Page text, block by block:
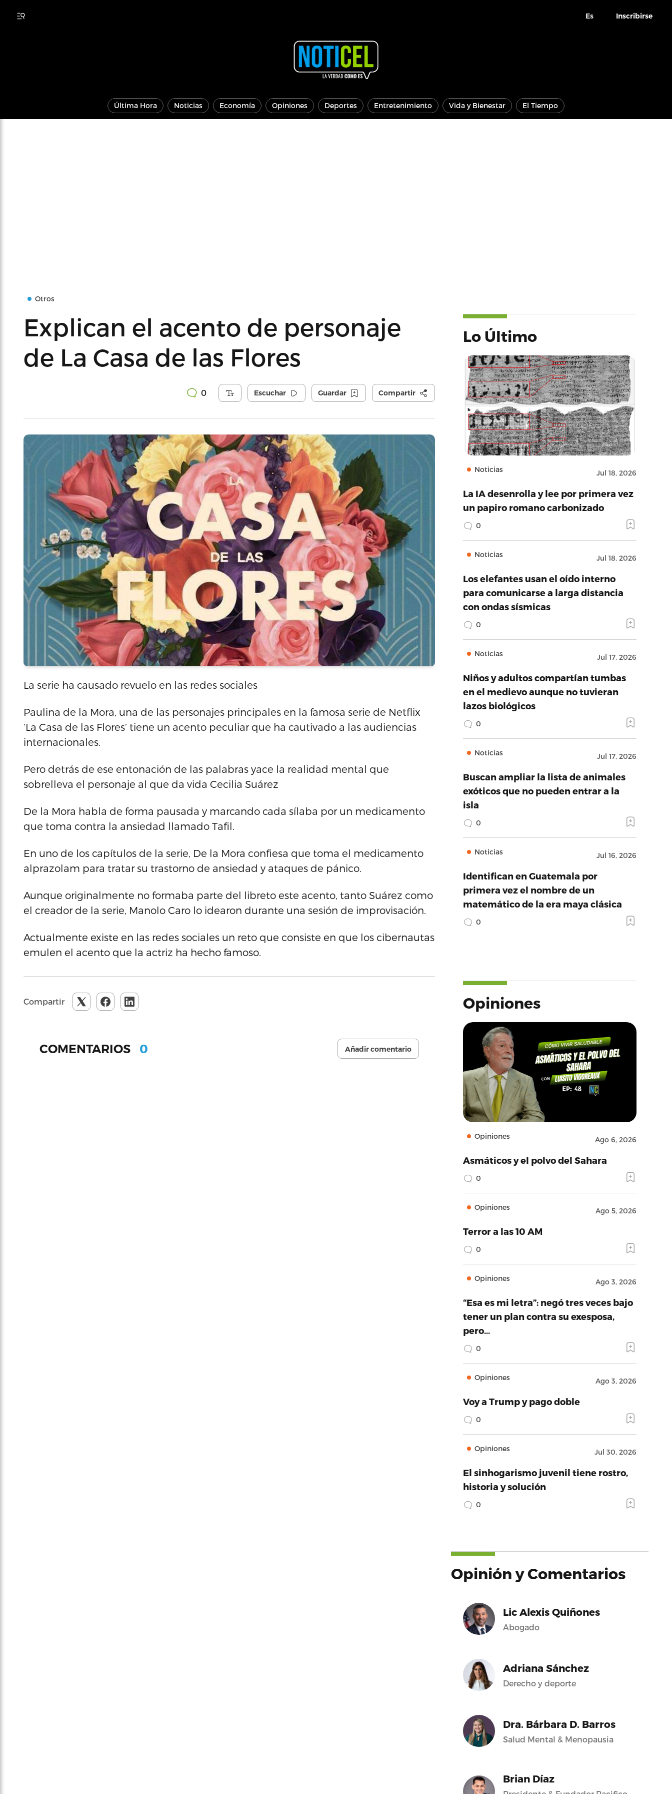
Es Inscribirse
Última Hora Noticias Economía Opiniones Deportes Entretenimiento Vida y Bienestar El Tiempo
Otros
Explican el acento de personaje
de La Casa de las Flores
0 Escuchar Guardar Compartir
La serie ha causado revuelo en las redes sociales
Paulina de la Mora, una de las personajes principales en la famosa serie de Netflix
‘La Casa de las Flores’ tiene un acento peculiar que ha cautivado a las audiencias
internacionales.
Pero detrás de ese entonación de las palabras yace la realidad mental que
sobrelleva el personaje al que da vida Cecilia Suárez
De la Mora habla de forma pausada y marcando cada sílaba por un medicamento
que toma contra la ansiedad llamado Tafil.
En uno de los capítulos de la serie, De la Mora confiesa que toma el medicamento
alprazolam para tratar su trastorno de ansiedad y ataques de pánico.
Aunque originalmente no formaba parte del libreto este acento, tanto Suárez como
el creador de la serie, Manolo Caro lo idearon durante una sesión de improvisación.
Actualmente existe en las redes sociales un reto que consiste en que los cibernautas
emulen el acento que la actriz ha hecho famoso.
Compartir
COMENTARIOS 0 Añadir comentario
Lo Último
Noticias Jul 18, 2026
La IA desenrolla y lee por primera vez
un papiro romano carbonizado
0
Noticias Jul 18, 2026
Los elefantes usan el oído interno
para comunicarse a larga distancia
con ondas sísmicas
0
Noticias Jul 17, 2026
Niños y adultos compartían tumbas
en el medievo aunque no tuvieran
lazos biológicos
0
Noticias Jul 17, 2026
Buscan ampliar la lista de animales
exóticos que no pueden entrar a la
isla
0
Noticias Jul 16, 2026
Identifican en Guatemala por
primera vez el nombre de un
matemático de la era maya clásica
0
Opiniones
Opiniones Ago 6, 2026
Asmáticos y el polvo del Sahara
0
Opiniones Ago 5, 2026
Terror a las 10 AM
0
Opiniones Ago 3, 2026
“Esa es mi letra”: negó tres veces bajo
tener un plan contra su exesposa,
pero…
0
Opiniones Ago 3, 2026
Voy a Trump y pago doble
0
Opiniones Jul 30, 2026
El sinhogarismo juvenil tiene rostro,
historia y solución
0
Opinión y Comentarios
Lic Alexis Quiñones
Abogado
Adriana Sánchez
Derecho y deporte
Dra. Bárbara D. Barros
Salud Mental & Menopausia
Brian Díaz